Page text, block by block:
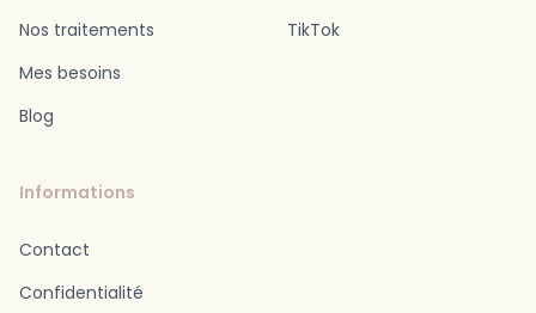
Nos traitements
Mes besoins
Blog
Informations
Contact
Confidentialité
TikTok